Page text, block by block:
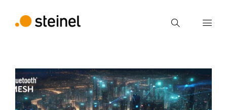
Recherche
Recherche
Entrer critère de recherche